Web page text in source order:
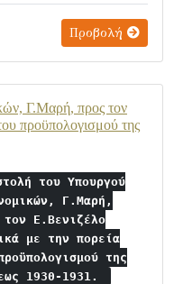
Προβολή
Γ.Μαρή, προς τον
προϋπολογισμού της
του Υπουργού
Γ.Μαρή,
τον Ε.Βενιζέλο
με την πορεία
της
1930-1931.